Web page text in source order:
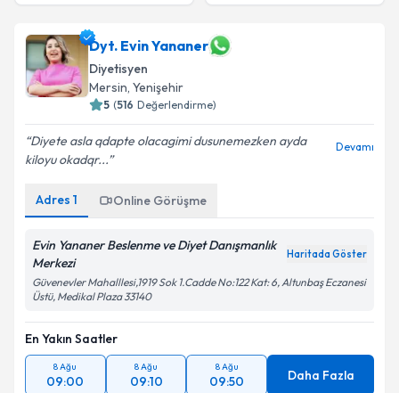
Dyt. Evin Yananer
Diyetisyen
Mersin, Yenişehir
5 (516 Değerlendirme)
Diyete asla qdapte olacagimi dusunemezken ayda
kiloyu okadqr...
Devamı
Adres 1 Online Görüşme
Evin Yananer Beslenme ve Diyet Danışmanlık
Merkezi
Haritada Göster
Güvenevler Mahalllesi,1919 Sok 1.Cadde No:122 Kat: 6, Altunbaş Eczanesi
Üstü, Medikal Plaza 33140
En Yakın Saatler
8 Ağu
09:00
8 Ağu
09:10
8 Ağu
09:50 Daha Fazla